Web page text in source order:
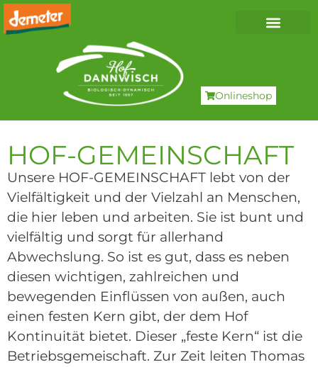
Onlineshop
HOF-GEMEINSCHAFT
Unsere HOF-GEMEINSCHAFT lebt von der
Vielfältigkeit und der Vielzahl an Menschen,
die hier leben und arbeiten. Sie ist bunt und
vielfältig und sorgt für allerhand
Abwechslung. So ist es gut, dass es neben
diesen wichtigen, zahlreichen und
bewegenden Einflüssen von außen, auch
einen festen Kern gibt, der dem Hof
Kontinuität bietet. Dieser „feste Kern“ ist die
Betriebsgemeischaft. Zur Zeit leiten Thomas